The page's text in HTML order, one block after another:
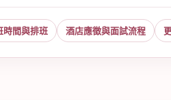
時間與排班 酒店應徵與面試流程